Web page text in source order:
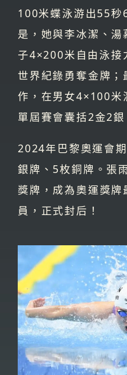
100米蝶泳游出55秒
是，她與李冰潔、
子4×200米自由泳接
世界紀錄勇奪金牌
作，在男女4×100米
單屆賽會囊括2金2銀
2024年巴黎奧運會
銀牌、5枚銅牌。張
獎牌，成為奧運獎牌
員，正式封后！